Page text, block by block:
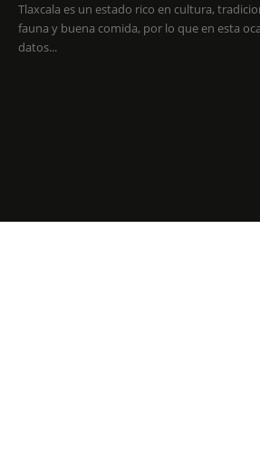
Tlaxcala es un estado rico en cultura,
fauna y buena comida, por lo que en esta
datos...